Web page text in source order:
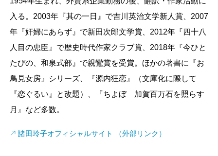
入る。2003年『其の一日』で吉川英治文学新人賞、2007
年『奸婦にあらず』で新田次郎文学賞、2012年『四十八
人目の忠臣』で歴史時代作家クラブ賞、2018年『今ひと
たびの、和泉式部』で親鸞賞を受賞。ほかの著書に『お
鳥見女房』シリーズ、『源内狂恋』（文庫化に際して
『恋ぐるい』と改題）、『ちよぼ 加賀百万石を照らす
月』など多数。
諸田玲子オフィシャルサイト （外部リンク）